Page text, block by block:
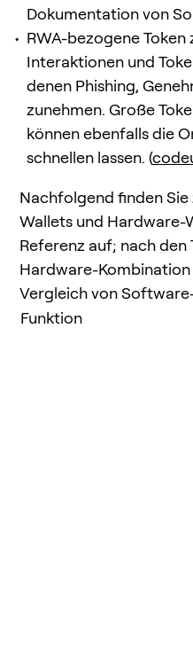
Dokumentation von
RWA-bezogene
Interaktionen und
denen Phishing,
zunehmen. Große
können ebenfalls die
schnellen lassen. (
Nachfolgend finden
Wallets und Hardware-
Referenz auf; nach
Hardware-Kombination
Vergleich von
Funktion